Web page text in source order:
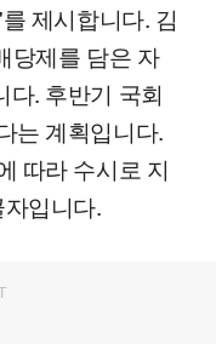
제시합니다. 김
당제를 담은 자
다. 후반기 국회
는 계획입니다.
따라 수시로 지
입니다.